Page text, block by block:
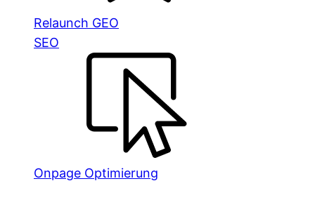
Relaunch GEO
SEO
Onpage Optimierung